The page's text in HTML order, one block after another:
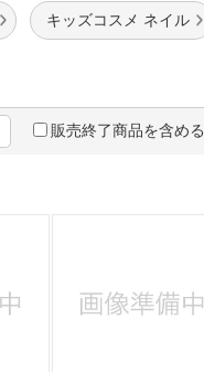
キッズコスメ ネイル
販売終了商品を含める